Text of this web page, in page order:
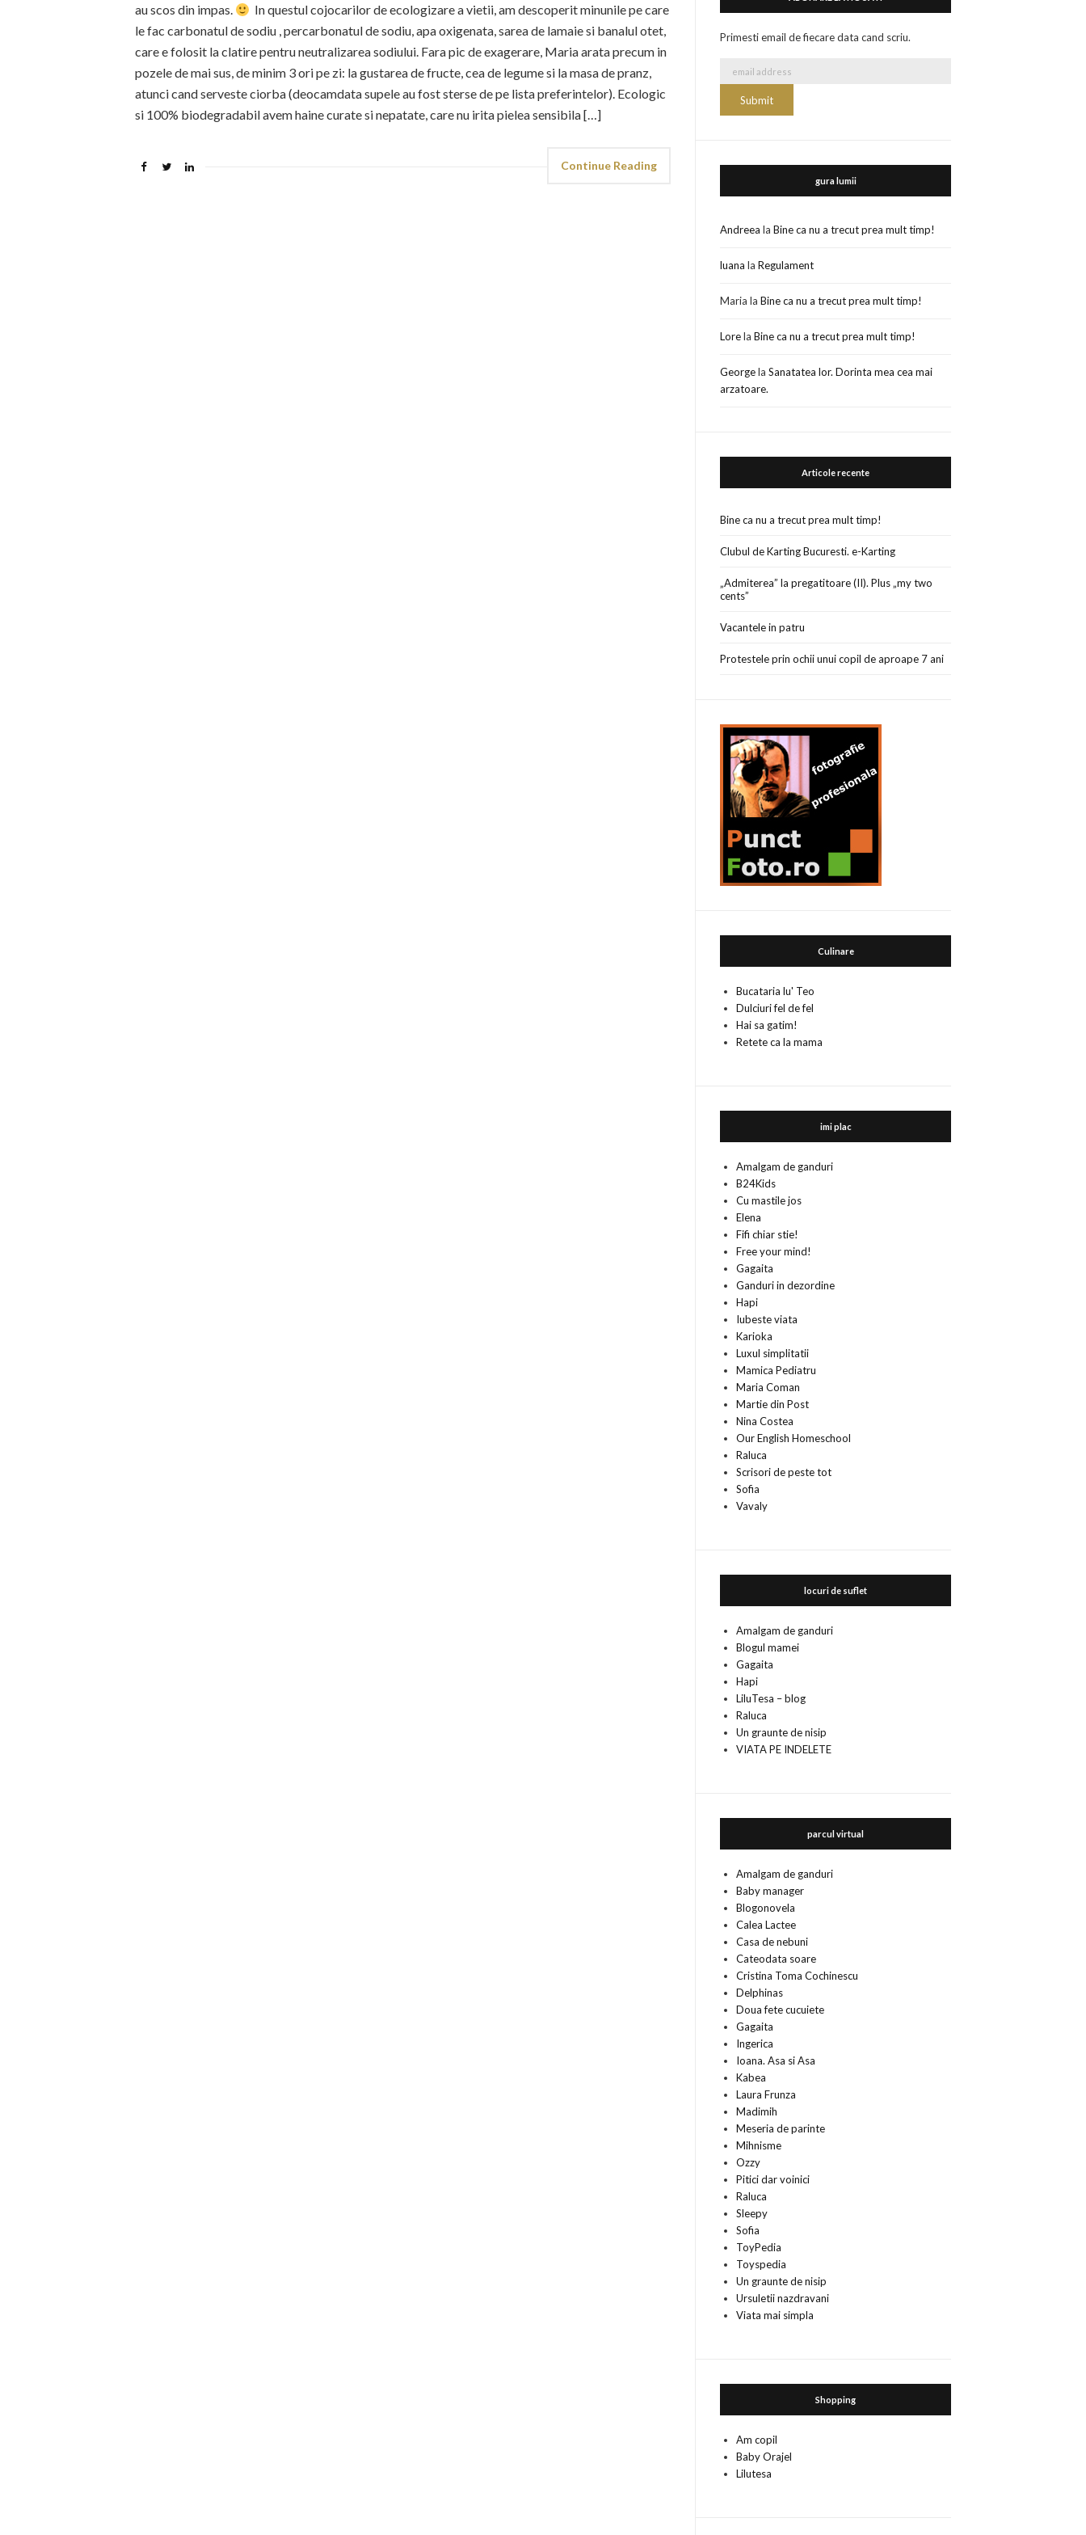
au scos din impas.
In questul cojocarilor de ecologizare a vietii, am descoperit minunile pe care
le fac carbonatul de sodiu , percarbonatul de sodiu, apa oxigenata, sarea de lamaie si banalul otet,
care e folosit la clatire pentru neutralizarea sodiului. Fara pic de exagerare, Maria arata precum in
pozele de mai sus, de minim 3 ori pe zi: la gustarea de fructe, cea de legume si la masa de pranz,
atunci cand serveste ciorba (deocamdata supele au fost sterse de pe lista preferintelor). Ecologic
si 100% biodegradabil avem haine curate si nepatate, care nu irita pielea sensibila […]
Continue Reading
Primesti email de fiecare data cand scriu.
gura lumii
Andreea laBine ca nu a trecut prea mult timp!
luana laRegulament
Maria laBine ca nu a trecut prea mult timp!
LorelaBine ca nu a trecut prea mult timp!
GeorgelaSanatatea lor. Dorinta mea cea mai
arzatoare.
Articole recente
Bine ca nu a trecut prea mult timp!
Clubul de Karting Bucuresti. e-Karting
„Admiterea” la pregatitoare (II). Plus „my two
cents”
Vacantele in patru
Protestele prin ochii unui copil de aproape 7 ani
Culinare
Bucataria lu' Teo
Dulciuri fel de fel
Hai sa gatim!
Retete ca la mama
imi plac
Amalgam de ganduri
B24Kids
Cu mastile jos
Elena
Fifi chiar stie!
Free your mind!
Gagaita
Ganduri in dezordine
Hapi
Iubeste viata
Karioka
Luxul simplitatii
Mamica Pediatru
Maria Coman
Martie din Post
Nina Costea
Our English Homeschool
Raluca
Scrisori de peste tot
Sofia
Vavaly
locuri de suflet
Amalgam de ganduri
Blogul mamei
Gagaita
Hapi
LiluTesa – blog
Raluca
Un graunte de nisip
VIATA PE INDELETE
parcul virtual
Amalgam de ganduri
Baby manager
Blogonovela
Calea Lactee
Casa de nebuni
Cateodata soare
Cristina Toma Cochinescu
Delphinas
Doua fete cucuiete
Gagaita
Ingerica
Ioana. Asa si Asa
Kabea
Laura Frunza
Madimih
Meseria de parinte
Mihnisme
Ozzy
Pitici dar voinici
Raluca
Sleepy
Sofia
ToyPedia
Toyspedia
Un graunte de nisip
Ursuletii nazdravani
Viata mai simpla
Shopping
Am copil
Baby Orajel
Lilutesa